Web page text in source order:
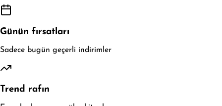
Günün fırsatları
Sadece bugün geçerli indirimler
Trend rafın